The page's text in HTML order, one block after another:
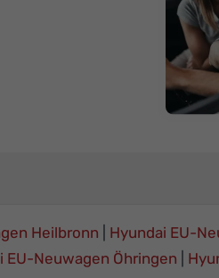
Heilbronn
Hyundai EU-
EU-Neuwagen Öhringen